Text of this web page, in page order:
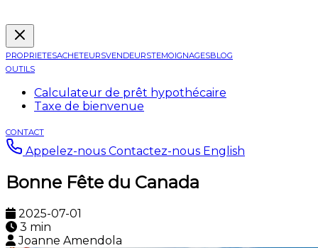
PROPRIETESACHETEURSVENDEURSTEMOIGNAGESBLOG
OUTILS
Calculateur de prêt hypothécaire
Taxe de bienvenue
CONTACT
Appelez-nous Contactez-nous English
Bonne Fête du Canada
2025-07-01
3 min
Joanne Amendola